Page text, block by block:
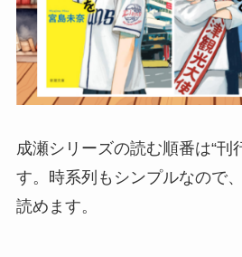
成瀬シリーズの読む順番は“刊
す。時系列もシンプルなので
読めます。